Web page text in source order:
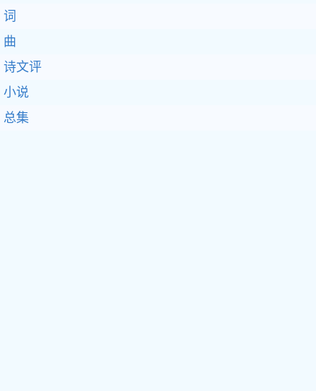
词
曲
诗文评
小说
总集